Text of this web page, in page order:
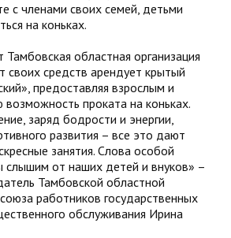
с членами своих семей, детьми
на коньках.
Тамбовская областная организация
своих средств арендует крытый
предоставляя взрослым и
проката на коньках.
заряд бодрости и энергии,
развития – все это дают
занятия. Слова особой
слышим от наших детей и внуков» –
Тамбовской областной
работников государственных
обслуживания Ирина